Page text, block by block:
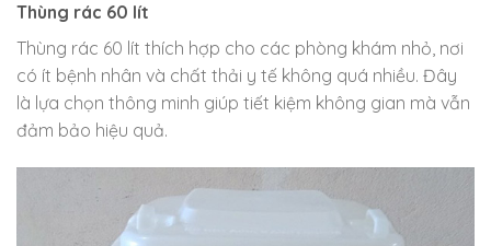
Thùng rác 60 lít
Thùng rác 60 lít thích hợp cho các phòng khám nhỏ, nơi
có ít bệnh nhân và chất thải y tế không quá nhiều. Đây
là lựa chọn thông minh giúp tiết kiệm không gian mà vẫn
đảm bảo hiệu quả.